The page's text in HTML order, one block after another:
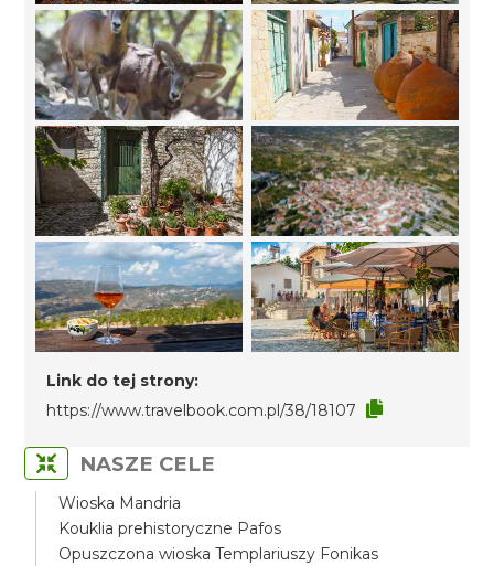
Link do tej strony:
https://www.travelbook.com.pl/38/18107
NASZE CELE
Wioska Mandria
Kouklia prehistoryczne Pafos
Opuszczona wioska Templariuszy Fonikas